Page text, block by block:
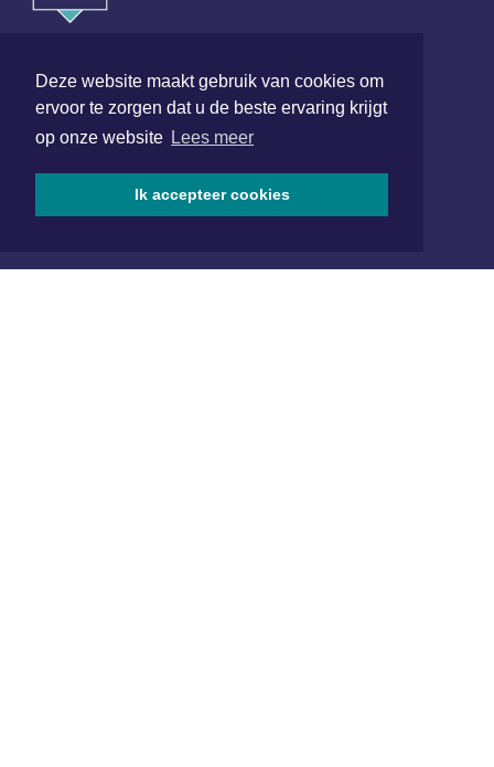
Deze website maakt gebruik van cookies om
ervoor te zorgen dat u de beste ervaring krijgt
op onze website Lees meer
Ik accepteer cookies
van Benthuizenlaan 1
1701 BZ Heerhugowaard
072 8200 600
redactie@xyto.nl
www.xyto.nl